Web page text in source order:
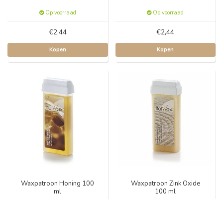
Op voorraad
€2,44
Kopen
Op voorraad
€2,44
Kopen
Waxpatroon Honing 100
ml
Waxpatroon Zink Oxide
100 ml